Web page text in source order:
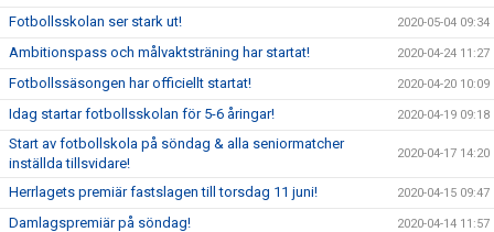
Fotbollsskolan ser stark ut! 2020-05-04 09:34
Ambitionspass och målvaktsträning har startat! 2020-04-24 11:27
Fotbollssäsongen har officiellt startat! 2020-04-20 10:09
Idag startar fotbollsskolan för 5-6 åringar! 2020-04-19 09:18
Start av fotbollskola på söndag & alla seniormatcher
inställda tillsvidare!
2020-04-17 14:20
Herrlagets premiär fastslagen till torsdag 11 juni! 2020-04-15 09:47
Damlagspremiär på söndag! 2020-04-14 11:57